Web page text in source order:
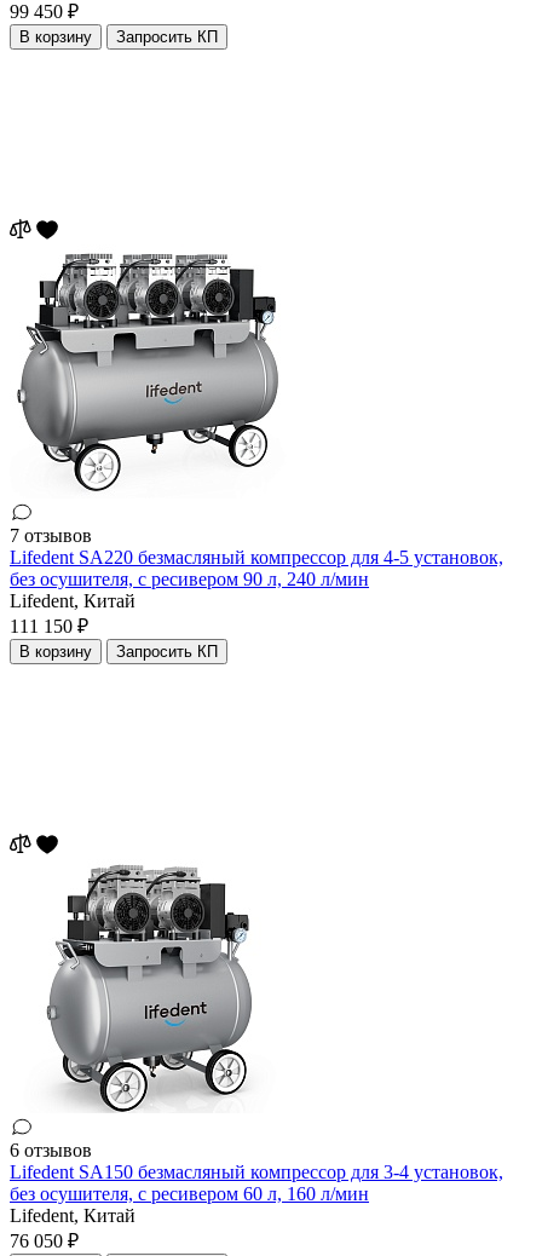
99 450 ₽
В корзину Запросить КП
7 отзывов
Lifedent SA220 безмасляный компрессор для 4-5 установок,
без осушителя, с ресивером 90 л, 240 л/мин
Lifedent, Китай
111 150 ₽
В корзину Запросить КП
6 отзывов
Lifedent SA150 безмасляный компрессор для 3-4 установок,
без осушителя, с ресивером 60 л, 160 л/мин
Lifedent, Китай
76 050 ₽